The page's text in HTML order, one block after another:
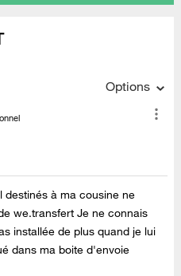
Options
destinés à ma cousine ne
we.transfert Je ne connais
installée de plus quand je lui
dans ma boite d'envoie